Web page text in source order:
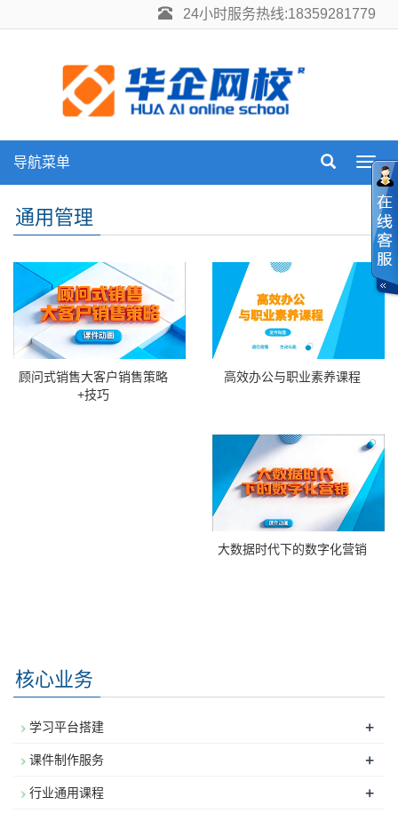
24小时服务热线:18359281779
导航菜单
通用管理
顾问式销售大客户销售策略
+技巧
高效办公与职业素养课程
大数据时代下的数字化营销
核心业务
学习平台搭建 +
课件制作服务 +
行业通用课程 +